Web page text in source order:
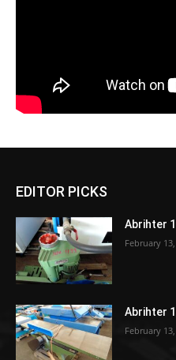
EDITOR PICKS
Abrihter
February
Abrihter
February